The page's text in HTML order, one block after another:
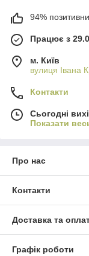
94%
Працює з
м. Київ
вулиця Івана
Контакти
Сьогодні
Показати
Про нас
Контакти
Доставка та
Графік роботи